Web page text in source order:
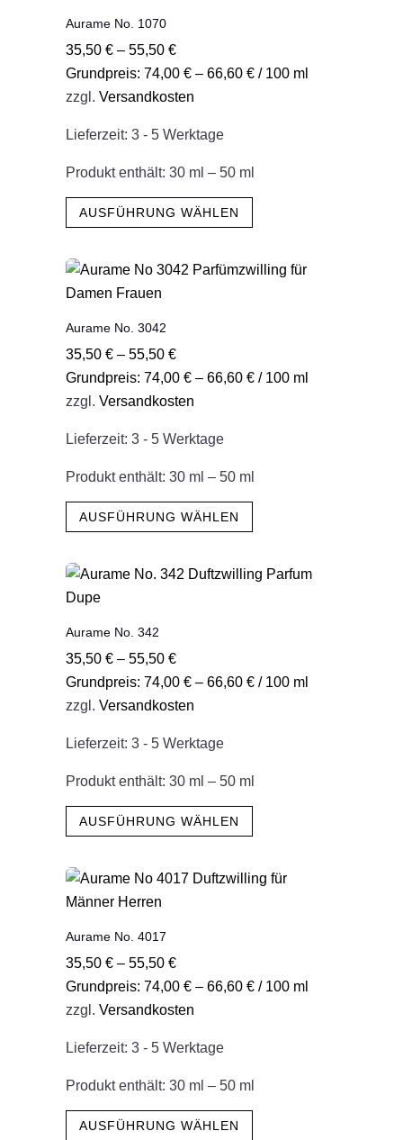
können
gewählt
werden
Aurame No. 1070
35,50€ –55,50€
Grundpreis:74,00€ –66,60€ / 100 ml
zzgl.Versandkosten
Lieferzeit:3 - 5 Werktage
Produkt enthält: 30 ml – 50 ml
AUSFÜHRUNG WÄHLEN
Dieses
mehrere
können
gewählt
werden
Aurame No. 3042
35,50€ –55,50€
Grundpreis:74,00€ –66,60€ / 100 ml
zzgl.Versandkosten
Lieferzeit:3 - 5 Werktage
Produkt enthält: 30 ml – 50 ml
AUSFÜHRUNG WÄHLEN
Dieses
mehrere
können
gewählt
werden
Aurame No. 342
35,50€ –55,50€
Grundpreis:74,00€ –66,60€ / 100 ml
zzgl.Versandkosten
Lieferzeit:3 - 5 Werktage
Produkt enthält: 30 ml – 50 ml
AUSFÜHRUNG WÄHLEN
Dieses
mehrere
können
gewählt
werden
Aurame No. 4017
35,50€ –55,50€
Grundpreis:74,00€ –66,60€ / 100 ml
zzgl.Versandkosten
Lieferzeit:3 - 5 Werktage
Produkt enthält: 30 ml – 50 ml
AUSFÜHRUNG WÄHLEN
Dieses